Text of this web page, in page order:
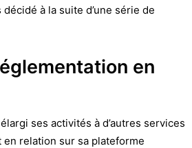
à la suite d’une série de
en
ses activités à d’autres services
en relation sur sa plateforme